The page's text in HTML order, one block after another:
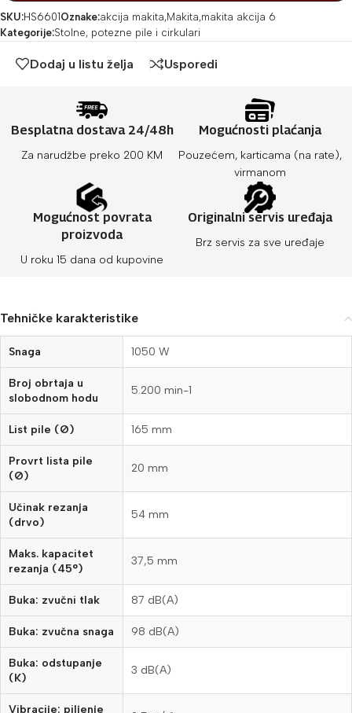
SKU:HS6601Oznake:akcija makita,Makita,makita akcija 6
Kategorije:Stolne, potezne pile i cirkulari
Dodaj u listu želja Usporedi
Besplatna dostava 24/48h
Za narudžbe preko 200 KM
Mogućnosti plaćanja
Pouzećem, karticama (na rate),
virmanom
Mogućnost povrata
proizvoda
U roku 15 dana od kupovine
Originalni servis uređaja
Brz servis za sve uređaje
Tehničke karakteristike
Snaga 1050 W
Broj obrtaja u
slobodnom hodu
5.200 min-1
List pile (Ø) 165 mm
Provrt lista pile
(Ø)
20 mm
Učinak rezanja
(drvo)
54 mm
Maks. kapacitet
rezanja (45°)
37,5 mm
Buka: zvučni tlak 87 dB(A)
Buka: zvučna snaga 98 dB(A)
Buka: odstupanje
(K)
3 dB(A)
Vibracije: piljenje